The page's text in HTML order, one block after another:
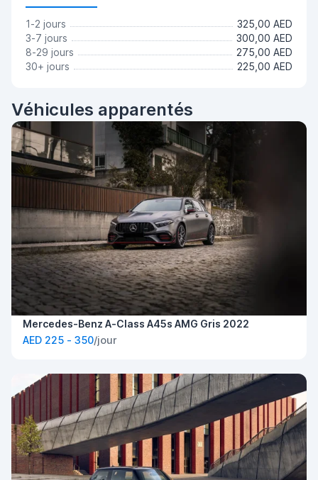
1-2 jours
325,00 AED
3-7 jours
300,00 AED
8-29 jours
275,00 AED
30+ jours
225,00 AED
Véhicules apparentés
Mercedes-Benz A-Class A45s AMG Gris 2022
AED 225 - 350/jour